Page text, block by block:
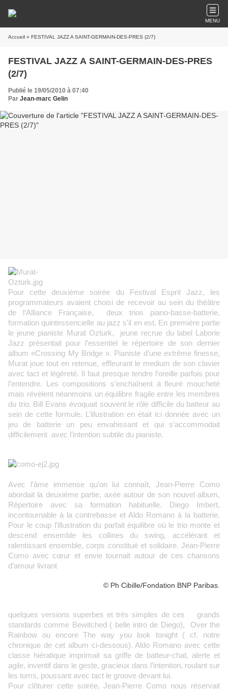
MENU
Accueil » FESTIVAL JAZZ A SAINT-GERMAIN-DES-PRES (2/7)
FESTIVAL JAZZ A SAINT-GERMAIN-DES-PRES
(2/7)
Publié le 19/05/2010 à 07:40
Par Jean-marc Gelin
Pour cette deuxième soirée du Festival Esprit Jazz, les
programmateurs avaient choisi de recevoir au sein du théâtre
de l’Alliance Française, deux trios piano-basse-batterie,
formation quintessencielle au jazz s’il en est. En première partie
le jeune pianiste Murat Ozturk, jeune recrue du label Laborie
Jazz présentait pour l’essentiel le répertoire de son dernier
album «Crossing My Bridge ». Pianiste d’une extrême finesse,
Murat joue tout en retenue, effleurant le medium de son clavier
avec tact et légèreté. Il faut presque tendre l’oreille parfois pour
l’entendre. Les compositions s’enchaînent à fleuré moucheté
mais révèlent néanmoins un équilibre fragile entre les membres
du trio. Bill Evans évoquait souvent le rôle difficile du batteur au
sein de cette formule. L’illustration en était ici donnée avec un
jeu de batterie un peu envahissant et qui s’accommodait
difficilement avec l’intention subtile du pianiste.
Avec l’âme immense qu’on lui connaît, Jean-Pierre Como
abordait la deuxième partie, axée autour de son nouvel album,
Répertoire avec sa formation habituelle. Diego Imbert,
incontournable à la contrebasse et Aldo Romano à la batterie.
Pour le coup l’illustration du parfait équilibre où le trio monte et
descend ensemble les collines du swing, accélérant et
ralentissant ensemble, corps constitué et solidaire. Jean-Pierre
Como avec cœur et envie tournait autour de ces chansons
d’amour livrant
© Ph Cibille/Fondation BNP Paribas.
quelques versions superbes et très simples de ces grands
standards comme Bewitched ( belle intro de Diego), Over the
Rainbow ou encore The way you look tonight ( cf. notre
chronique de cet album ci-dessous). Aldo Romano avec cette
classe hiératique imprimait sa griffe de batteur-chat, alerte et
agile, inventif dans le geste, gracieux dans l’intention, roulant sur
les toms, poussant avec tact le groove devant lui.
Pour clôturer cette soirée, Jean-Pierre Como nous réservait